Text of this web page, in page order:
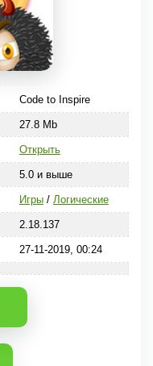
Code to Inspire
27.8 Mb
Открыть
5.0 и выше
Игры/ Логические
2.18.137
27-11-2019, 00:24